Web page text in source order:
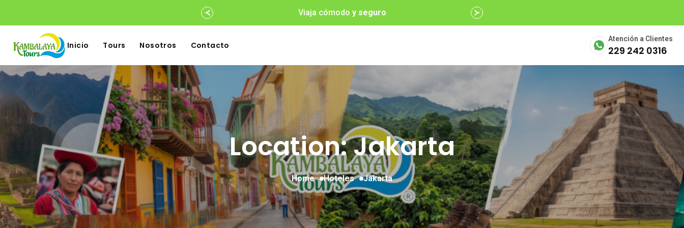
Viaja cómodo y seguro
Inicio Tours Nosotros Contacto
Atención a Clientes
229 242 0316
Location: Jakarta
Home Hoteles Jakarta